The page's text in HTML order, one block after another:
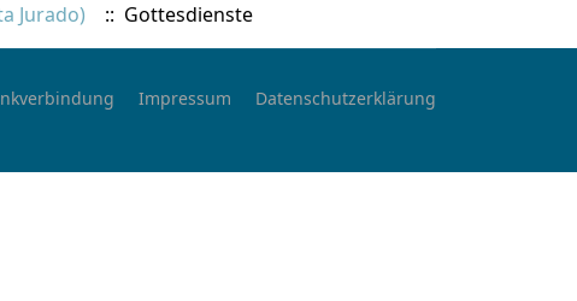
Jurado) :: Gottesdienste
Impressum Datenschutzerklärung